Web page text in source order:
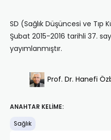
SD (Sağlık Düşüncesi ve Tıp
Şubat 2015-2016 tarihli 37.
yayımlanmıştır.
Prof. Dr. Hanefi
ANAHTAR KELIME:
Sağlık